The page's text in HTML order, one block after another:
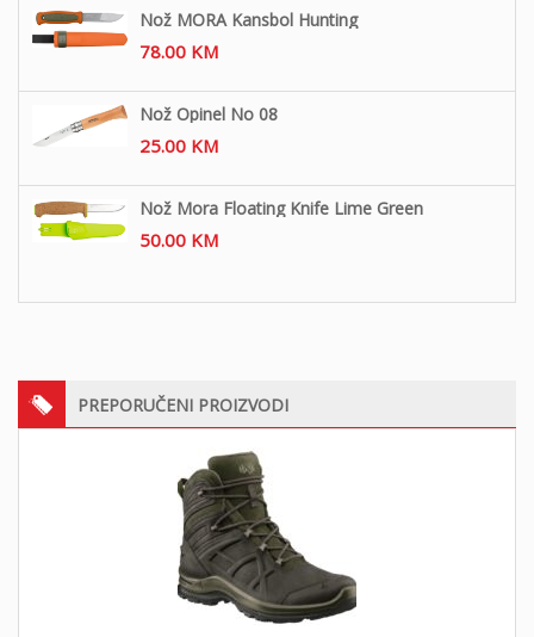
Nož MORA Kansbol Hunting
78.00 KM
Nož Opinel No 08
25.00 KM
Nož Mora Floating Knife Lime Green
50.00 KM
PREPORUČENI PROIZVODI